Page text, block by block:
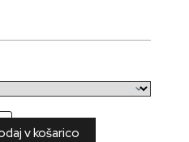
v košarico